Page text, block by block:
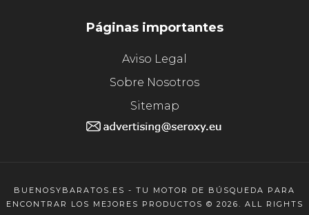
Páginas importantes
Aviso Legal
Sobre Nosotros
Sitemap
BUENOSYBARATOS.ES - TU MOTOR DE BÚSQUEDA PARA
ENCONTRAR LOS MEJORES PRODUCTOS © 2026. ALL RIGHTS